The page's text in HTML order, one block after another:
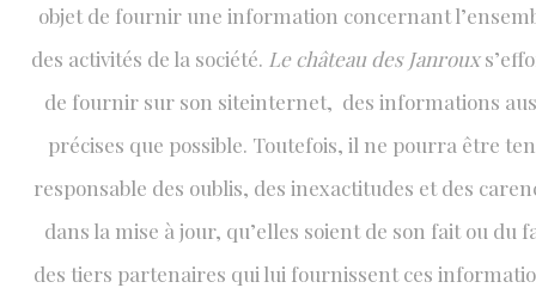
objet de fournir une information concernant
des activités de la société. Le château des Janroux
de fournir sur son siteinternet, des informations
précises que possible. Toutefois, il ne pourra être
responsable des oublis, des inexactitudes et des
dans la mise à jour, qu’elles soient de son fait ou du
des tiers partenaires qui lui fournissent ces